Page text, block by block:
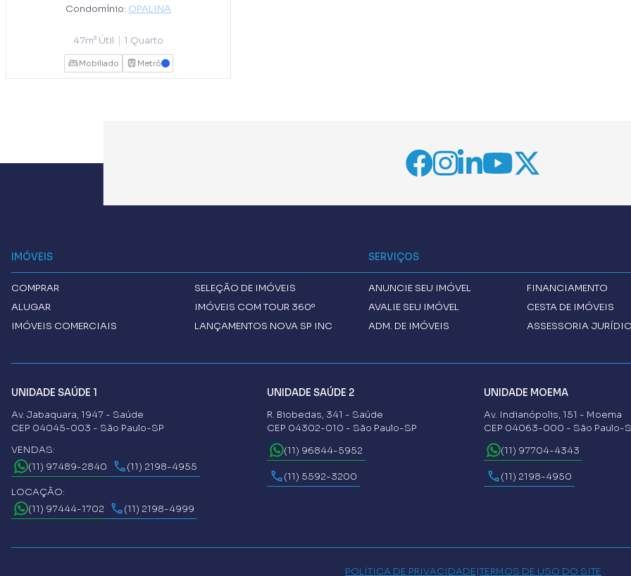
Condomínio: OPALINA
47m² Útil 1 Quarto
Mobiliado Metrô AZUL
IMÓVEIS
COMPRAR
ALUGAR
IMÓVEIS COMERCIAIS
SELEÇÃO DE IMÓVEIS
IMÓVEIS COM TOUR 360º
LANÇAMENTOS NOVA SP INC
SERVIÇOS
ANUNCIE SEU IMÓVEL
AVALIE SEU IMÓVEL
ADM. DE IMÓVEIS
FINANCIAMENTO
CESTA DE IMÓVEIS
ASSESSORIA
UNIDADE SAÚDE 1
Av. Jabaquara, 1947 - Saúde
CEP 04045-003 - São Paulo-SP
VENDAS:
(11) 97489-2840
(11) 2198-4955
LOCAÇÃO:
(11) 97444-1702
(11) 2198-4999
UNIDADE SAÚDE 2
R. Biobedas, 341 - Saúde
CEP 04302-010 - São Paulo-SP
(11) 96844-5952
(11) 5592-3200
UNIDADE MOEMA
Av. Indianópolis, 151 - Moema
CEP 04063-000 - São Paulo-
(11) 97704-4343
(11) 2198-4950
POLÍTICA DE PRIVACIDADE|TERMOS DE USO DO SITE